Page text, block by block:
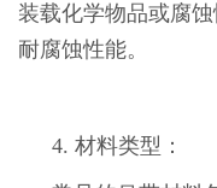
装载化学物品或腐
耐腐蚀性能。
4. 材料类型：